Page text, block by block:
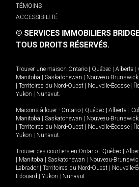
TÉMOINS
ACCESSIBILITÉ
© SERVICES IMMOBILIERS
TOUS DROITS RÉSERVÉS.
Trouver une maison Ontario Québec Alberta
Manitoba
Saskatchewan Nouveau-Brunswick
Territoires du Nord-Ouest Nouvelle-Écosse
Yukon
Nunavut.
Maisons à louer - Ontario Québec Alberta
Manitoba
Saskatchewan Nouveau-Brunswick
Territoires du Nord-Ouest Nouvelle-Écosse
Yukon
Nunavut.
Trouver des courtiers en Ontario Québec
Manitoba Saskatchewan Nouveau-
Labrador
Territoires du Nord-Ouest Nouvelle-
Édouard
Yukon Nunavut